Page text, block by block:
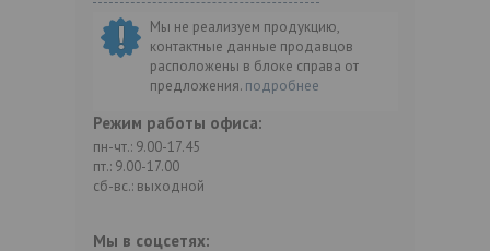
Мы не реализуем продукцию,
контактные данные продавцов
расположены в блоке справа от
предложения. подробнее
Режим работы офиса:
пн-чт.: 9.00-17.45
пт.: 9.00-17.00
сб-вс.: выходной
Мы в соцсетях: